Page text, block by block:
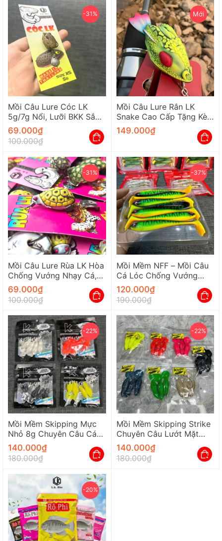
-31%
Mồi Câu Lure Cóc LK
5g/7g Nổi, Lưỡi BKK Sắc
Bén Chuyên Câu Cá Lóc
69.000₫
100.000₫
Mới
Mồi Câu Lure Rắn LK
Snake Cao Cấp Tặng Kèm
01 Body Rắn Dự Phòng
149.000₫
-31%
Mồi Câu Lure Rùa LK Hòa
Chống Vướng Nhạy Cá,
Đủ Size 7G và 13G
69.000₫
100.000₫
-37%
Mồi Mềm NFF – Mồi Câu
Cá Lóc Chống Vướng
Siêu Nhạy (Vỉ 7 Con)
120.000₫
190.000₫
-22%
Mồi Mềm Skipping Mực
Nhỏ 8g Chuyên Câu Cá
Lóc Đen Và Cá Lóc Bông
140.000₫
180.000₫
-22%
Mồi Mềm Skipping Strike
Chuyên Câu Lướt Mặt
Nước Chống Vướng Hiệu
Quả
140.000₫
180.000₫
-20%